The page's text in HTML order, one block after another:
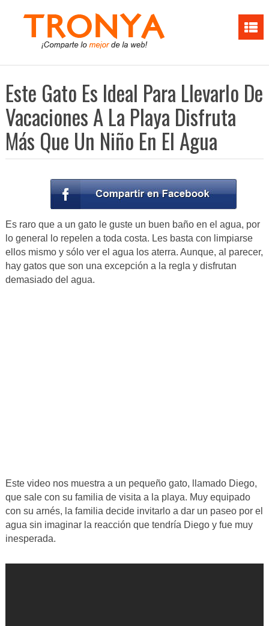
Este Gato Es Ideal Para Llevarlo De
Vacaciones A La Playa Disfruta
Más Que Un Niño En El Agua
Es raro que a un gato le guste un buen baño en el agua, por
lo general lo repelen a toda costa. Les basta con limpiarse
ellos mismo y sólo ver el agua los aterra. Aunque, al parecer,
hay gatos que son una excepción a la regla y disfrutan
demasiado del agua.
Este video nos muestra a un pequeño gato, llamado Diego,
que sale con su familia de visita a la playa. Muy equipado
con su arnés, la familia decide invitarlo a dar un paseo por el
agua sin imaginar la reacción que tendría Diego y fue muy
inesperada.